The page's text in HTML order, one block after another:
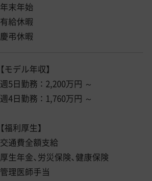
年末年始
有給休暇
慶弔休暇
【モデル年収】
週5日勤務 ： 2,200万円 ～
週4日勤務 ： 1,760万円 ～
【福利厚生】
交通費全額支給
厚生年金、労災保険、健康保険
管理医師手当